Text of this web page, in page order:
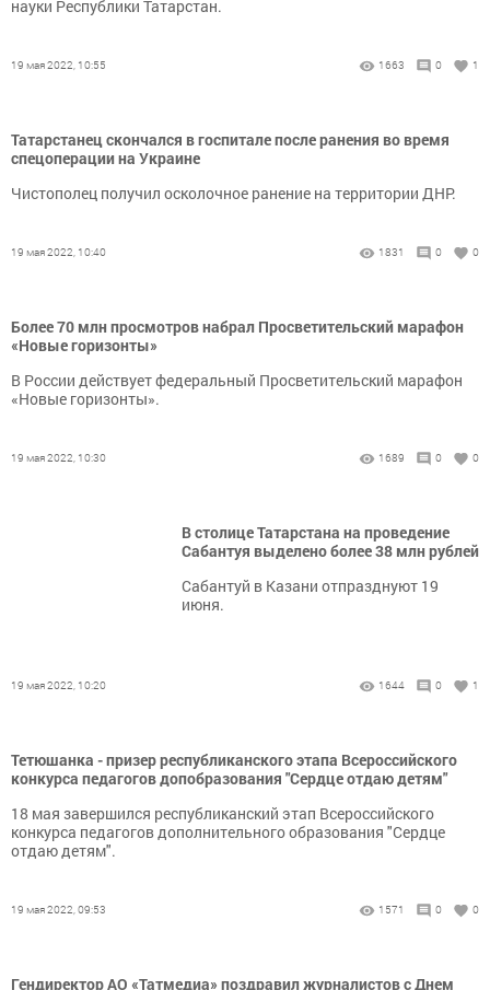
науки Республики Татарстан.
19 мая 2022, 10:55 1663 0 1
Татарстанец скончался в госпитале после ранения во время
спецоперации на Украине
Чистополец получил осколочное ранение на территории ДНР.
19 мая 2022, 10:40 1831 0 0
Более 70 млн просмотров набрал Просветительский марафон
«Новые горизонты»
В России действует федеральный Просветительский марафон
«Новые горизонты».
19 мая 2022, 10:30 1689 0 0
В столице Татарстана на проведение
Сабантуя выделено более 38 млн рублей
Сабантуй в Казани отпразднуют 19
июня.
19 мая 2022, 10:20 1644 0 1
Тетюшанка - призер республиканского этапа Всероссийского
конкурса педагогов допобразования "Сердце отдаю детям"
18 мая завершился республиканский этап Всероссийского
конкурса педагогов дополнительного образования "Сердце
отдаю детям".
19 мая 2022, 09:53 1571 0 0
Гендиректор АО «Татмедиа» поздравил журналистов с Днем